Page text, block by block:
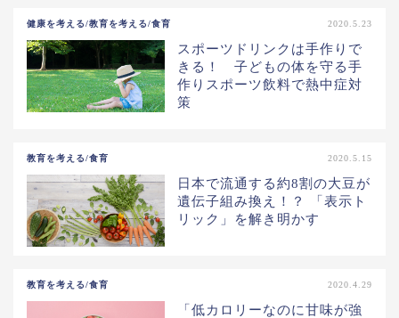
健康を考える/教育を考える/食育 2020.5.23
スポーツドリンクは手作りで
きる！ 子どもの体を守る手
作りスポーツ飲料で熱中症対
策
教育を考える/食育 2020.5.15
日本で流通する約8割の大豆が
遺伝子組み換え！？ 「表示ト
リック」を解き明かす
教育を考える/食育 2020.4.29
「低カロリーなのに甘味が強